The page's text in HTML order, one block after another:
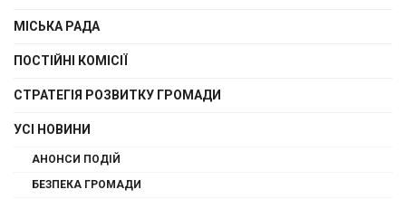
МІСЬКА РАДА
ПОСТІЙНІ КОМІСІЇ
СТРАТЕГІЯ РОЗВИТКУ ГРОМАДИ
УСІ НОВИНИ
АНОНСИ ПОДІЙ
БЕЗПЕКА ГРОМАДИ